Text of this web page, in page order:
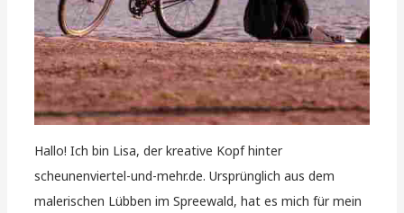
Hallo! Ich bin Lisa, der kreative Kopf hinter
scheunenviertel-und-mehr.de. Ursprünglich aus dem
malerischen Lübben im Spreewald, hat es mich für mein